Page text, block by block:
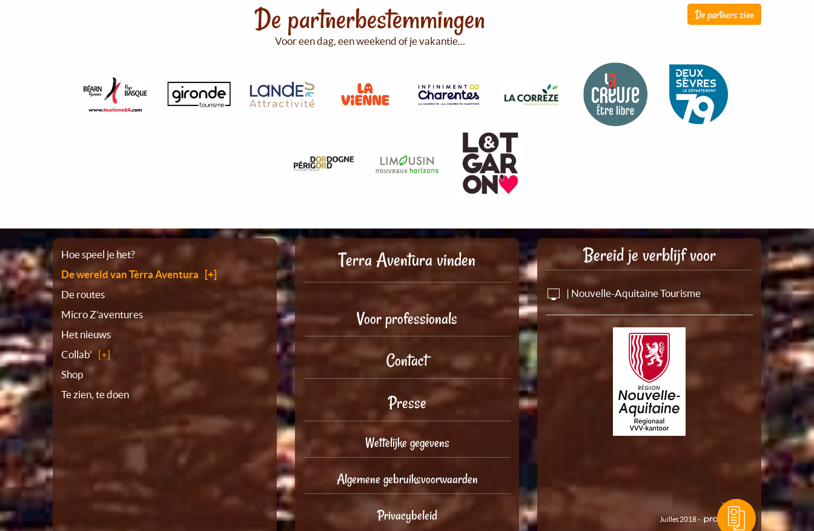
De partners zien
De partnerbestemmingen
Voor een dag, een weekend of je vakantie...
Plattegrond
Hoe speel je het?
De wereld van Tèrra Aventura
De routes
Micro Z'aventures
Het nieuws
Collab'
Shop
Te zien, te doen
Terra Aventura vinden
Voor professionals
Contact
Presse
Wettelijke gegevens
Algemene gebruiksvoorwaarden
Privacybeleid
Bereid je verblijf voor
| Nouvelle-Aquitaine Tourisme
Juillet 2018 -